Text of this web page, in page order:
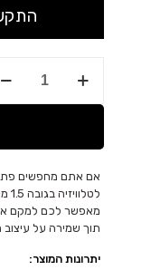
התקשרו
1.5
סיבוב
אם אתם מחפשים
מאפשר לכם למקם את
תוך שמירה על עיצוב
יתרונות המוצר: